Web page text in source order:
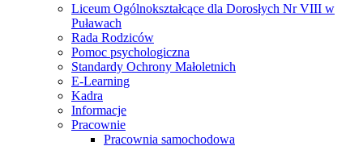
Liceum Ogólnokształcące dla Dorosłych Nr VIII w
Puławach
Rada Rodziców
Pomoc psychologiczna
Standardy Ochrony Małoletnich
E-Learning
Kadra
Informacje
Pracownie
Pracownia samochodowa